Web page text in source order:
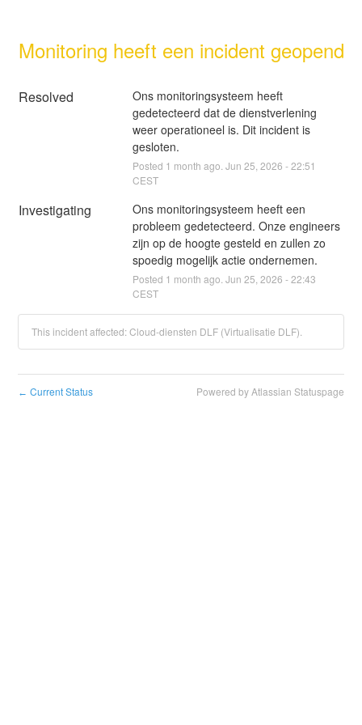
Monitoring heeft een incident geopend
Resolved
Ons monitoringsysteem heeft
gedetecteerd dat de dienstverlening
weer operationeel is. Dit incident is
gesloten.
Posted 1 month ago. Jun 25 2026 -22:51
CEST
Investigating
Ons monitoringsysteem heeft een
probleem gedetecteerd. Onze engineers
zijn op de hoogte gesteld en zullen zo
spoedig mogelijk actie ondernemen.
Posted 1 month ago. Jun 25 2026 -22:43
CEST
This incident affected: Cloud-diensten DLF (Virtualisatie DLF).
← Current Status Powered by Atlassian Statuspage